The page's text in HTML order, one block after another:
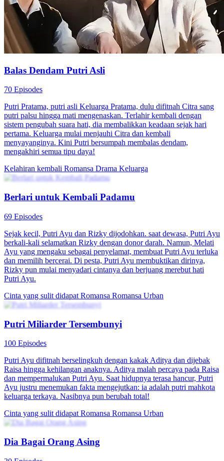
Putri yang Terlupakan Kembali
80 Episodes
Sepuluh tahun lalu, Putri Ria dibuang oleh neneknya yang pilih
kasih dan diselamatkan Nenek Sinta, namun ia kehilangan ingatan.
perhatian, memicu kecemburuan Putri Ayu yang berusaha
menjatuhkannya. Ketika Putri Ria hampir kalah, Tuan Arif datang
dan Raja muncul, mengubah nasib Putri Ria.
Pemeran Utama Wanita Kuat